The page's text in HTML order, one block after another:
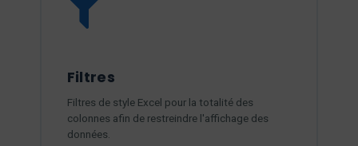
Filtres
Filtres de style Excel pour la totalité des
colonnes afin de restreindre l'affichage des
données.